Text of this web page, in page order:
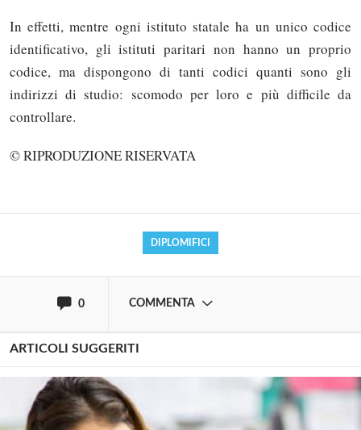
In effetti, mentre ogni istituto statale ha un unico codice
identificativo, gli istituti paritari non hanno un proprio
codice, ma dispongono di tanti codici quanti sono gli
indirizzi di studio: scomodo per loro e più difficile da
controllare.
© RIPRODUZIONE RISERVATA
DIPLOMIFICI
0 COMMENTA
Solo gli utenti registrati possono
ARTICOLI SUGGERITI